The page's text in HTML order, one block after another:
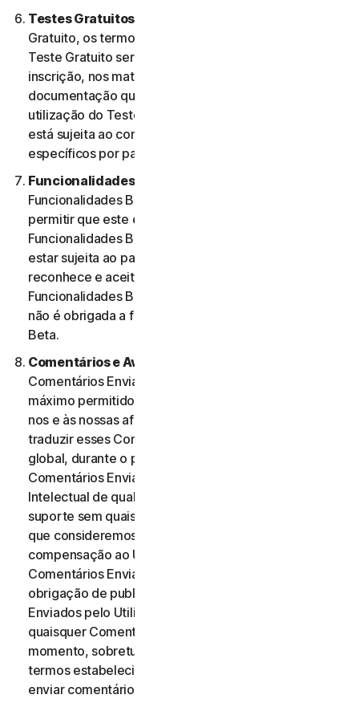
Testes Gratuitos.
Gratuito, os termos específicos aplicáveis ao seu
Teste Gratuito serão fornecidos no momento da
inscrição, nos materiais promocionais e/ou
documentação que descrevem o Teste Gratuito. A
utilização do Teste Gratuito por parte do Utilizador
está sujeita ao comprimento desses termos
específicos por parte do mesmo.
Funcionalidades Beta.
Funcionalidades Beta nos Serviços para o Utilizador e
permitir que este envie comentários. A utilização de
Funcionalidades Beta por parte do Utilizador pode
estar sujeita ao pagamento de taxas. O Utilizador
reconhece e aceita que a sua utilização de
Funcionalidades Beta é voluntária e a NortonLifeLock
não é obrigada a fornecer quaisquer Funcionalidades
Beta.
Comentários e Avaliações.
Comentários Enviados, o Utilizador, dentro do
máximo permitido pela legislação aplicável, autoriza-
nos e às nossas afiliadas a utilizar, reproduzir, copiar e
traduzir esses Comentários Enviados numa base
global, durante o prazo de proteção desses
Comentários Enviados por Direitos de Propriedade
Intelectual de qualquer forma e através de qualquer
suporte sem quaisquer restrições de qualquer forma
que consideremos adequada. Não será paga qualquer
compensação ao Utilizador relativa à utilização dos
Comentários Enviados. Não temos qualquer
obrigação de publicar ou utilizar os Comentários
Enviados pelo Utilizador e podemos remover
quaisquer Comentários Enviados a qualquer
momento, sobretudo se estes violarem quaisquer
termos estabelecidos no presente Contrato. Ao
enviar comentários, o Utilizador reconhece e garante